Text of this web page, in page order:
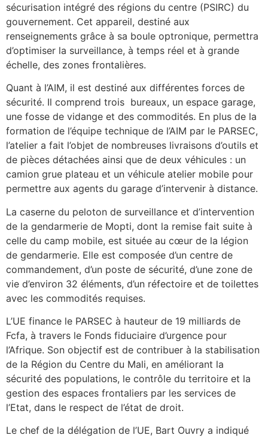
sécurisation intégré des régions du centre (PSIRC) du
gouvernement. Cet appareil, destiné aux
renseignements grâce à sa boule optronique, permettra
d’optimiser la surveillance, à temps réel et à grande
échelle, des zones frontalières.
Quant à l’AIM, il est destiné aux différentes forces de
sécurité. Il comprend trois bureaux, un espace garage,
une fosse de vidange et des commodités. En plus de la
formation de l’équipe technique de l’AIM par le PARSEC,
l’atelier a fait l’objet de nombreuses livraisons d’outils et
de pièces détachées ainsi que de deux véhicules : un
camion grue plateau et un véhicule atelier mobile pour
permettre aux agents du garage d’intervenir à distance.
La caserne du peloton de surveillance et d’intervention
de la gendarmerie de Mopti, dont la remise fait suite à
celle du camp mobile, est située au cœur de la légion
de gendarmerie. Elle est composée d’un centre de
commandement, d’un poste de sécurité, d’une zone de
vie d’environ 32 éléments, d’un réfectoire et de toilettes
avec les commodités requises.
L’UE finance le PARSEC à hauteur de 19 milliards de
Fcfa, à travers le Fonds fiduciaire d’urgence pour
l’Afrique. Son objectif est de contribuer à la stabilisation
de la Région du Centre du Mali, en améliorant la
sécurité des populations, le contrôle du territoire et la
gestion des espaces frontaliers par les services de
l’Etat, dans le respect de l’état de droit.
Le chef de la délégation de l’UE, Bart Ouvry a indiqué